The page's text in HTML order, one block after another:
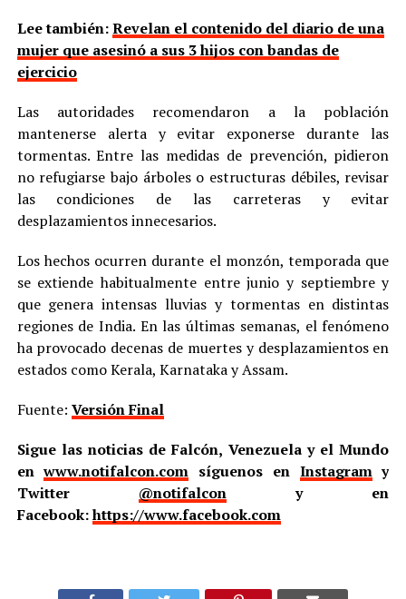
Lee también:Revelan el contenido del diario de una
mujer que asesinó a sus 3 hijos con bandas de
ejercicio
Las autoridades recomendaron a la población
mantenerse alerta y evitar exponerse durante las
tormentas. Entre las medidas de prevención, pidieron
no refugiarse bajo árboles o estructuras débiles, revisar
las condiciones de las carreteras y evitar
desplazamientos innecesarios.
Los hechos ocurren durante el monzón, temporada que
se extiende habitualmente entre junio y septiembre y
que genera intensas lluvias y tormentas en distintas
regiones de India. En las últimas semanas, el fenómeno
ha provocado decenas de muertes y desplazamientos en
estados como Kerala, Karnataka y Assam.
Fuente: Versión Final
Sigue las noticias de Falcón, Venezuela y el Mundo
enwww.notifalcon.com síguenos en Instagramy
Twitter @notifalcony en
Facebook:https://www.facebook.com